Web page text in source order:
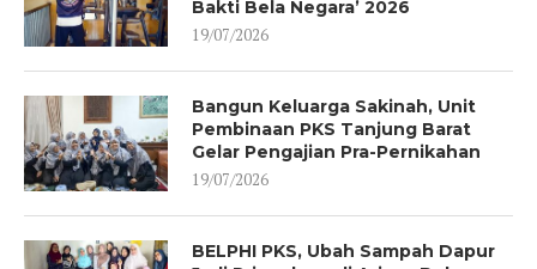
Bakti Bela Negara’ 2026
19/07/2026
Bangun Keluarga Sakinah, Unit
Pembinaan PKS Tanjung Barat
Gelar Pengajian Pra-Pernikahan
19/07/2026
BELPHI PKS, Ubah Sampah Dapur